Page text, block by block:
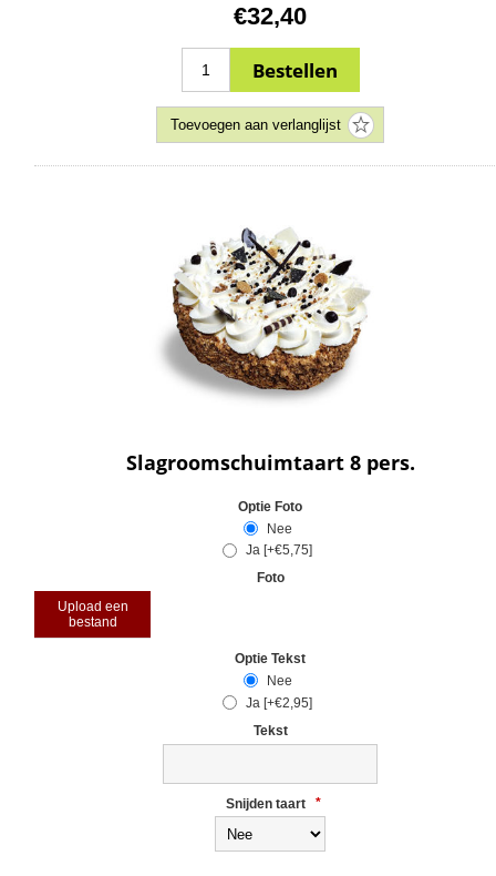
€32,40
Slagroomschuimtaart 8 pers.
Optie Foto
Nee
Ja [+€5,75]
Foto
Upload een
bestand
Optie Tekst
Nee
Ja [+€2,95]
Tekst
Snijden taart *